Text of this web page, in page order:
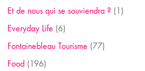
Et de nous qui se souviendra ? (1)
Everyday Life (6)
Fontainebleau Tourisme (77)
Food (196)